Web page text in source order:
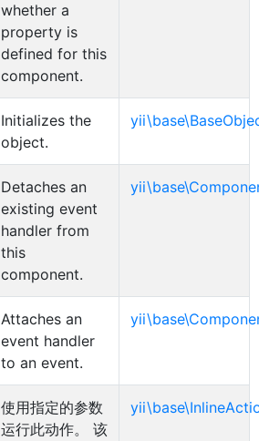
whether a
property is
defined for this
component.
Initializes the
object.
Detaches an
existing event
handler from
this
component.
Attaches an
event handler
to an event.
使用指定的参数
运行此动作。 该